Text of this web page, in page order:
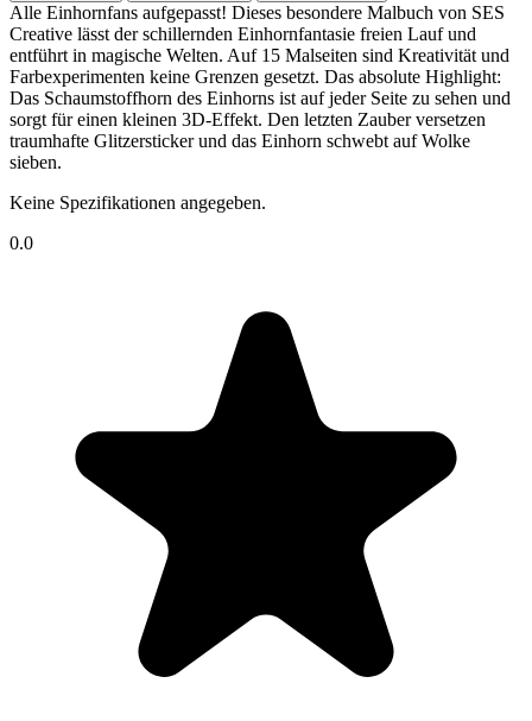
Alle Einhornfans aufgepasst! Dieses besondere Malbuch von SES
Creative lässt der schillernden Einhornfantasie freien Lauf und
entführt in magische Welten. Auf 15 Malseiten sind Kreativität und
Farbexperimenten keine Grenzen gesetzt. Das absolute Highlight:
Das Schaumstoffhorn des Einhorns ist auf jeder Seite zu sehen und
sorgt für einen kleinen 3D-Effekt. Den letzten Zauber versetzen
traumhafte Glitzersticker und das Einhorn schwebt auf Wolke
sieben.
Keine Spezifikationen angegeben.
0.0